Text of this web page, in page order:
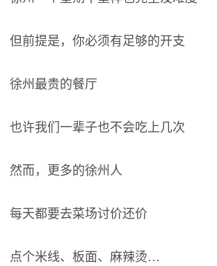
但前提是，你必须有足够的开支
徐州最贵的餐厅
也许我们一辈子也不会吃上几次
然而，更多的徐州人
每天都要去菜场讨价还价
点个米线、板面、麻辣烫…